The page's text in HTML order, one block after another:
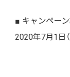
■ キャンペー
2020年7月1日